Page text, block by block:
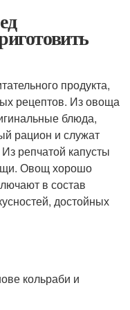
продукта,
рецептов. Из овоща
блюда,
рацион и служат
репчатой капусты
Овощ хорошо
в состав
достойных
кольраби и